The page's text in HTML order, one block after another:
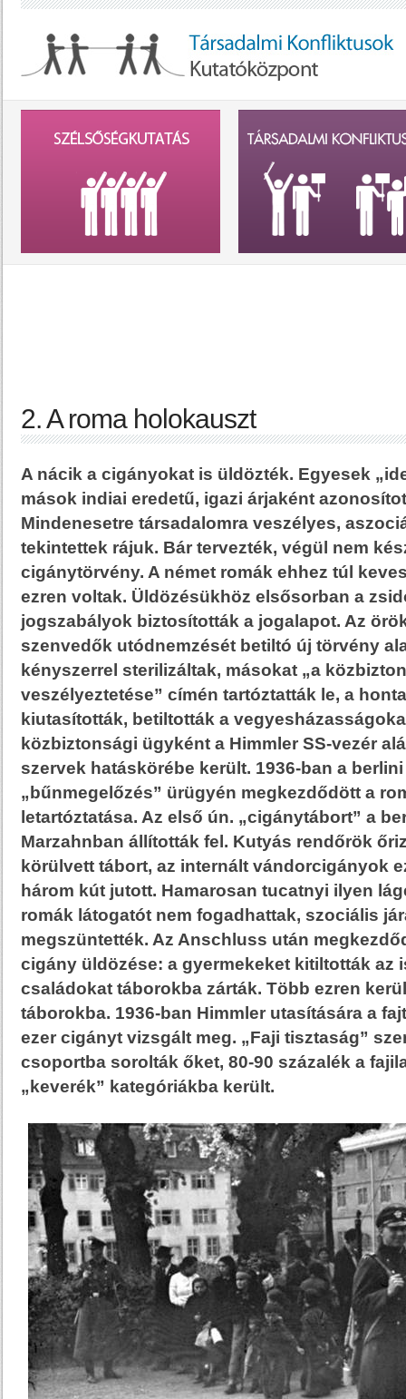
2. A roma holokauszt
A nácik a cigányokat is üldözték. Egyesek
mások indiai eredetű, igazi árjaként
Mindenesetre társadalomra veszélyes,
tekintettek rájuk. Bár tervezték, végül nem
cigánytörvény. A német romák ehhez túl
ezren voltak. Üldözésükhöz elsősorban a
jogszabályok biztosították a jogalapot. Az
szenvedők utódnemzését betiltó új törvény
kényszerrel sterilizáltak, másokat „a
veszélyeztetése” címén tartóztatták le, a
kiutasították, betiltották a
közbiztonsági ügyként a Himmler SS-vezér
szervek hatáskörébe került. 1936-ban a
„bűnmegelőzés” ürügyén megkezdődött a
letartóztatása. Az első ún. „cigánytábort” a
Marzahnban állították fel. Kutyás rendőrök
körülvett tábort, az internált vándorcigányok
három kút jutott. Hamarosan tucatnyi ilyen
romák látogatót nem fogadhattak, szociális
megszüntették. Az Anschluss után
cigány üldözése: a gyermekeket kitiltották az
családokat táborokba zárták. Több ezren
táborokba. 1936-ban Himmler utasítására a
ezer cigányt vizsgált meg. „Faji tisztaság”
csoportba sorolták őket, 80-90 százalék a
„keverék” kategóriákba került.